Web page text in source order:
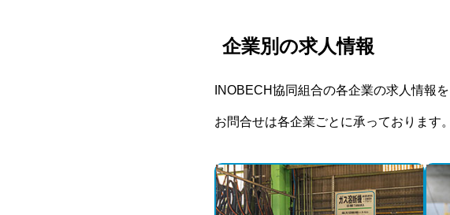
企業別の求人情報
INOBECH協同組合の各企業の求人情報を
お問合せは各企業ごとに承っております。